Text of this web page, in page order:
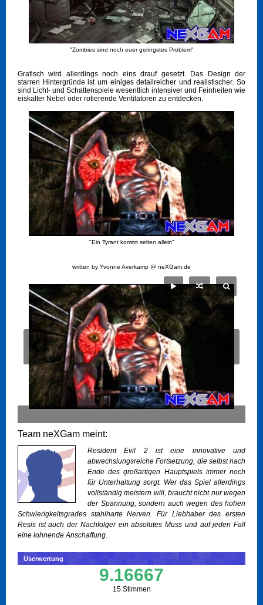
"Zombies sind noch euer geringstes Problem"
Grafisch wird allerdings noch eins drauf gesetzt. Das Design der
starren Hintergründe ist um einiges detailreicher und realistischer. So
sind Licht- und Schattenspiele wesentlich intensiver und Feinheiten wie
eiskalter Nebel oder rotierende Ventilatoren zu entdecken.
"Ein Tyrant kommt selten allein"
written by Yvonne Averkamp @ neXGam.de
Team neXGam meint:
Resident Evil 2 ist eine innovative und
abwechslungsreiche Fortsetzung, die selbst nach
Ende des großartigen Hauptspiels immer noch
für Unterhaltung sorgt. Wer das Spiel allerdings
vollständig meistern will, braucht nicht nur wegen
der Spannung, sondern auch wegen des hohen
Schwierigkeitsgrades stahlharte Nerven. Für Liebhaber des ersten
Resis ist auch der Nachfolger ein absolutes Muss und auf jeden Fall
eine lohnende Anschaffung.
Userwertung
9.16667
15 Stimmen